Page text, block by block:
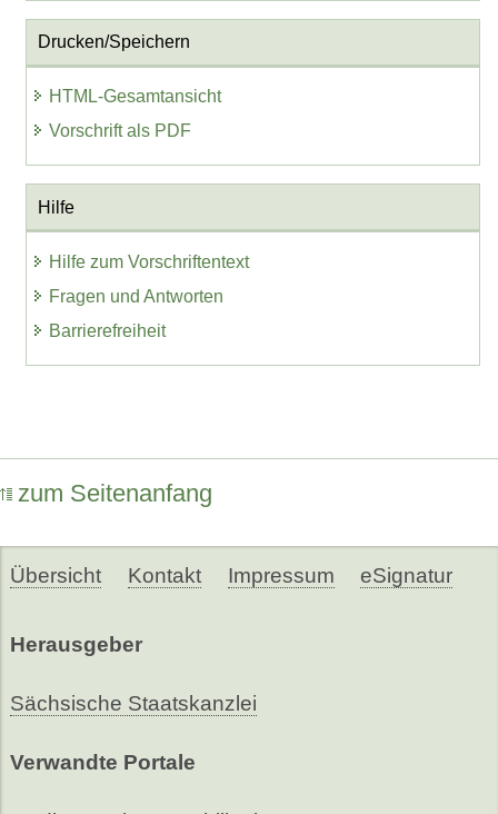
Drucken/Speichern
HTML-Gesamtansicht
Vorschrift als PDF
Hilfe
Hilfe zum Vorschriftentext
Fragen und Antworten
Barrierefreiheit
zum Seitenanfang
Übersicht Kontakt Impressum eSignatur
Herausgeber
Sächsische Staatskanzlei
Verwandte Portale